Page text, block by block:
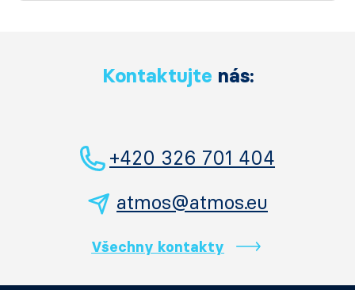
Kontaktujte nás:
+420 326 701 404
atmos@atmos.eu
Všechny kontakty